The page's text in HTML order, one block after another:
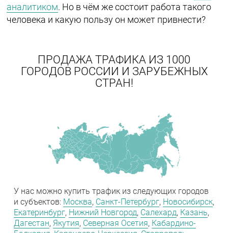
аналитиком. Но в чём же состоит работа такого
человека и какую пользу он может привнести?
ПРОДАЖА ТРАФИКА ИЗ 1000
ГОРОДОВ РОССИИ И ЗАРУБЕЖНЫХ
СТРАН!
У нас можно купить трафик из следующих городов
и субъектов: Москва, Санкт-Петербург, Новосибирск,
Екатеринбург, Нижний Новгород, Салехард, Казань,
Дагестан, Якутия, Северная Осетия, Кабардино-